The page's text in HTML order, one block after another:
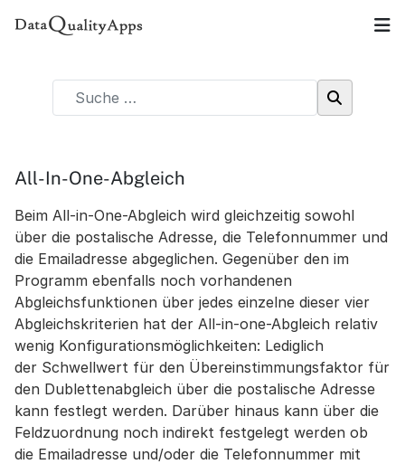
All-In-One-Abgleich
Beim All-in-One-Abgleich wird gleichzeitig sowohl
über die postalische Adresse, die Telefonnummer und
die Emailadresse abgeglichen. Gegenüber den im
Programm ebenfalls noch vorhandenen
Abgleichsfunktionen über jedes einzelne dieser vier
Abgleichskriterien hat der All-in-one-Abgleich relativ
wenig Konfigurationsmöglichkeiten: Lediglich
der Schwellwert für den Übereinstimmungsfaktor für
den Dublettenabgleich über die postalische Adresse
kann festlegt werden. Darüber hinaus kann über die
Feldzuordnung noch indirekt festgelegt werden ob
die Emailadresse und/oder die Telefonnummer mit